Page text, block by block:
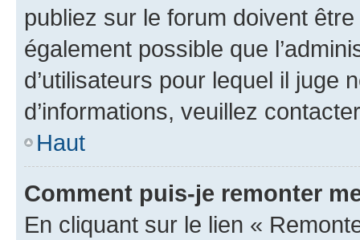
publiez sur le forum doivent
également possible que
d’utilisateurs pour lequel il juge
d’informations, veuillez
Haut
Comment puis-je remonter
En cliquant sur le lien «